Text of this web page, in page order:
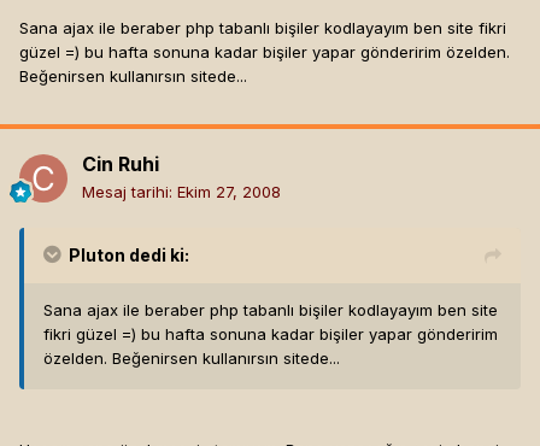
Sana ajax ile beraber php tabanlı bişiler kodlayayım ben site fikri
güzel =) bu hafta sonuna kadar bişiler yapar gönderirim özelden.
Beğenirsen kullanırsın sitede...
Cin Ruhi
Mesaj tarihi: Ekim 27, 2008
Pluton dedi ki:
Sana ajax ile beraber php tabanlı bişiler kodlayayım ben site
fikri güzel =) bu hafta sonuna kadar bişiler yapar gönderirim
özelden. Beğenirsen kullanırsın sitede...